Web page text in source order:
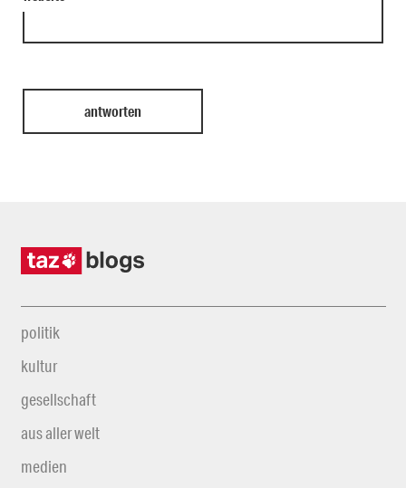
politik
kultur
gesellschaft
aus aller welt
medien